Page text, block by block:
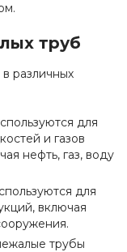
труб
различных
для
и газов
нефть, газ, воду
для
включая
трубы